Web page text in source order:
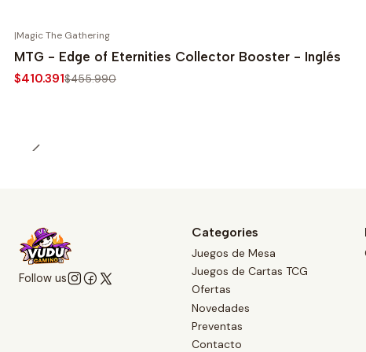
-10%
|Magic The Gathering
MTG - Edge of Eternities Collector Booster - Inglés
$410.391$455.990
Follow us
Categories
Juegos de Mesa
Juegos de Cartas TCG
Ofertas
Novedades
Preventas
Contacto